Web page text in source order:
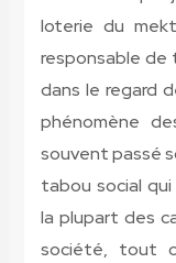
loterie du
responsable de
dans le regard
phénomène
souvent passé
tabou social
la plupart des
société, tout